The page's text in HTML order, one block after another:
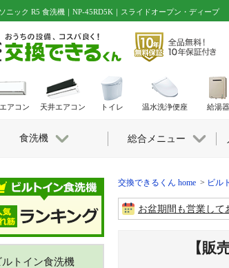
ニック R5 食洗機｜NP-45RD5K｜スライドオープン・ディープ
交換できるくん home ビル
お盆期間も営業して
【販
ルトイン食洗機
アコン 天井エアコン トイレ 温水洗浄便座 給湯器
食洗機 総合メニュー